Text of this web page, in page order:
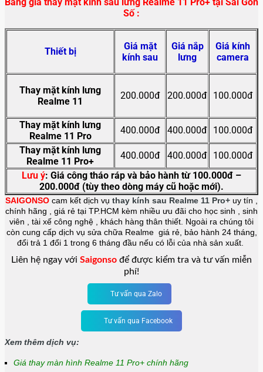
Số :
Thiết bị
Giá mặt
kính sau
Giá nắp
lưng
Giá kính
camera
Thay mặt kính lưng
Realme 11
200.000đ 200.000đ 100.000đ
Thay mặt kính lưng
Realme 11 Pro
400.000đ 400.000đ 100.000đ
Thay mặt kính lưng
Realme 11 Pro+
400.000đ 400.000đ 100.000đ
Lưu ý: Giá công tháo ráp và bảo hành từ 100.000đ –
200.000đ (tùy theo dòng máy cũ hoặc mới).
SAIGONSO cam kết dịch vụ thay kính sau Realme 11 Pro+ uy tín ,
chính hãng , giá rẻ tại TP.HCM kèm nhiều ưu đãi cho học sinh , sinh
viên , tài xế công nghệ , khách hàng thân thiết. Ngoài ra chúng tôi
còn cung cấp dịch vụ sửa chữa Realme giá rẻ, bảo hành 24 tháng,
đổi trả 1 đổi 1 trong 6 tháng đầu nếu có lỗi của nhà sản xuất.
Liên hệ ngay với Saigonso để được kiểm tra và tư vấn miễn
phí!
Tư vấn qua Zalo
Tư vấn qua Facebook
Xem thêm dịch vụ:
Giá thay màn hình Realme 11 Pro+ chính hãng